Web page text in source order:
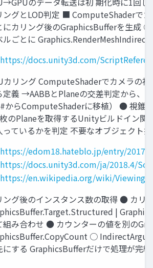
ングとLOD判定 ■ ComputeShaderで
にカリング後のGraphicsBufferを生成
ルごとに Graphics.RenderMeshIndirect
https://docs.unity3d.com/
カリング ComputeShaderでカメラの
定義 →AABBとPlaneの交差判定から、
からComputeShaderに移植） ● 視錐
のPlaneを取得するUnityビルドイン
っているかを判定 不要なオブジェクト
https://edom18.hateblo.jp/entry/2017/
https://docs.unity3d.com/ja/2018.4/
https://en.wikipedia.org/wiki/
ング後のインスタンス数の取得 ● カ
|
組み合わせ ● カウンターの値を別の
○
にする GraphicsBufferだけで処理が完